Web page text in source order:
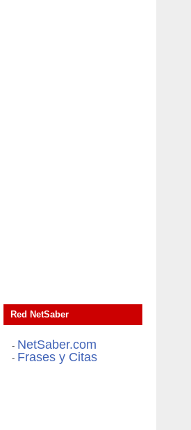
Red NetSaber
- NetSaber.com
- Frases y Citas